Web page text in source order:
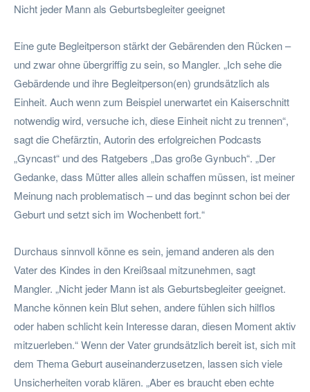
Nicht jeder Mann als Geburtsbegleiter geeignet
Eine gute Begleitperson stärkt der Gebärenden den Rücken –
und zwar ohne übergriffig zu sein, so Mangler. „Ich sehe die
Gebärdende und ihre Begleitperson(en) grundsätzlich als
Einheit. Auch wenn zum Beispiel unerwartet ein Kaiserschnitt
notwendig wird, versuche ich, diese Einheit nicht zu trennen“,
sagt die Chefärztin, Autorin des erfolgreichen Podcasts
„Gyncast“ und des Ratgebers „Das große Gynbuch“. „Der
Gedanke, dass Mütter alles allein schaffen müssen, ist meiner
Meinung nach problematisch – und das beginnt schon bei der
Geburt und setzt sich im Wochenbett fort.“
Durchaus sinnvoll könne es sein, jemand anderen als den
Vater des Kindes in den Kreißsaal mitzunehmen, sagt
Mangler. „Nicht jeder Mann ist als Geburtsbegleiter geeignet.
Manche können kein Blut sehen, andere fühlen sich hilflos
oder haben schlicht kein Interesse daran, diesen Moment aktiv
mitzuerleben.“ Wenn der Vater grundsätzlich bereit ist, sich mit
dem Thema Geburt auseinanderzusetzen, lassen sich viele
Unsicherheiten vorab klären. „Aber es braucht eben echte